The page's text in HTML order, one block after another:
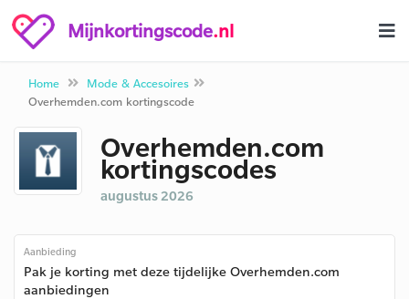
Mijnkortingscode.nl
Home
Mode & Accesoires
Overhemden.com kortingscode
Overhemden.com
kortingscodes
augustus 2026
Aanbieding
Pak je korting met deze tijdelijke Overhemden.com
aanbiedingen